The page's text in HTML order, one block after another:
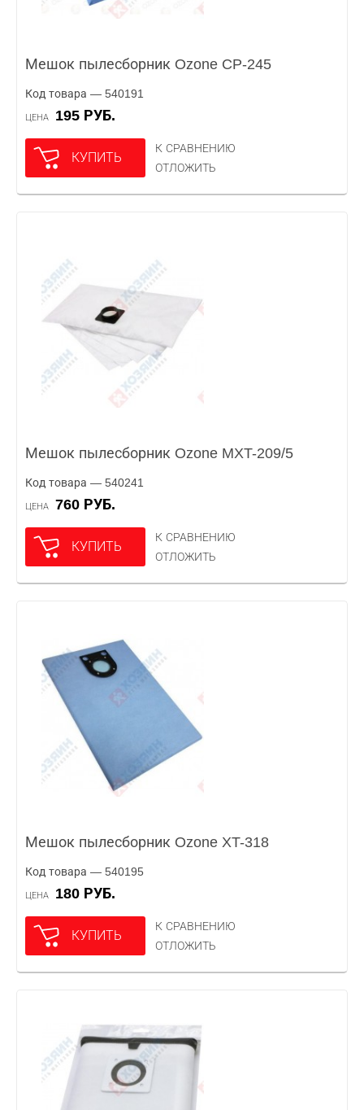
Мешок пылесборник Ozone CP-245
Код товара — 540191
ЦЕНА 195 РУБ.
КУПИТЬ
К СРАВНЕНИЮ
ОТЛОЖИТЬ
Мешок пылесборник Ozone MXT-209/5
Код товара — 540241
ЦЕНА 760 РУБ.
КУПИТЬ
К СРАВНЕНИЮ
ОТЛОЖИТЬ
Мешок пылесборник Ozone XT-318
Код товара — 540195
ЦЕНА 180 РУБ.
КУПИТЬ
К СРАВНЕНИЮ
ОТЛОЖИТЬ